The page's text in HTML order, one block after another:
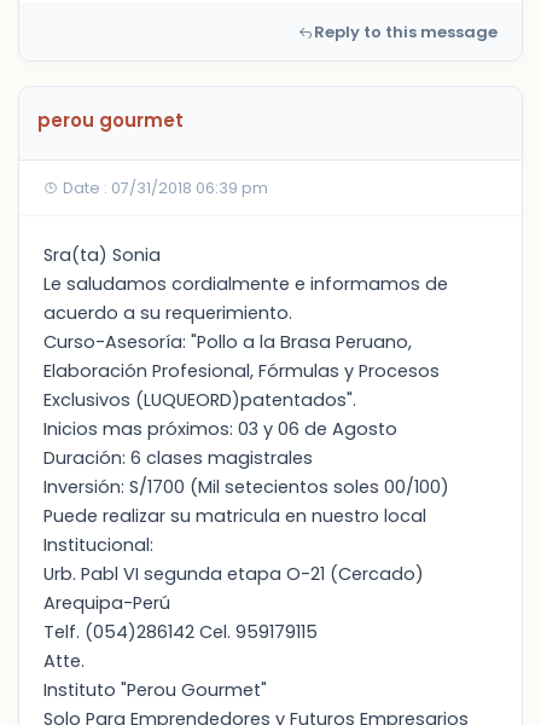
Reply to this message
perou gourmet
Date : 07/31/2018 06:39 pm
Sra(ta) Sonia
Le saludamos cordialmente e informamos de
acuerdo a su requerimiento.
Curso-Asesoría: "Pollo a la Brasa Peruano,
Elaboración Profesional, Fórmulas y Procesos
Exclusivos (LUQUEORD)patentados".
Inicios mas próximos: 03 y 06 de Agosto
Duración: 6 clases magistrales
Inversión: S/1700 (Mil setecientos soles 00/100)
Puede realizar su matricula en nuestro local
Institucional:
Urb. Pabl VI segunda etapa O-21 (Cercado)
Arequipa-Perú
Telf. (054)286142 Cel. 959179115
Atte.
Instituto "Perou Gourmet"
Solo Para Emprendedores y Futuros Empresarios